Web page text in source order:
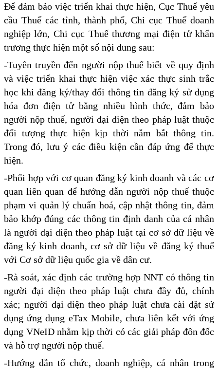
Để đảm bảo việc triển khai thực hiện, Cục Thuế yêu
cầu Thuế các tỉnh, thành phố, Chi cục Thuế doanh
nghiệp lớn, Chi cục Thuế thương mại điện tử khẩn
trương thực hiện một số nội dung sau:
-Tuyên truyền đến người nộp thuế biết về quy định
và việc triển khai thực hiện việc xác thực sinh trắc
học khi đăng ký/thay đổi thông tin đăng ký sử dụng
hóa đơn điện tử bằng nhiều hình thức, đảm bảo
người nộp thuế, người đại diện theo pháp luật thuộc
đối tượng thực hiện kịp thời nắm bắt thông tin.
Trong đó, lưu ý các điều kiện cần đáp ứng để thực
hiện.
-Phối hợp với cơ quan đăng ký kinh doanh và các cơ
quan liên quan để hướng dẫn người nộp thuế thuộc
phạm vi quản lý chuẩn hoá, cập nhật thông tin, đảm
bảo khớp đúng các thông tin định danh của cá nhân
là người đại diện theo pháp luật tại cơ sở dữ liệu về
đăng ký kinh doanh, cơ sở dữ liệu về đăng ký thuế
với Cơ sở dữ liệu quốc gia về dân cư.
-Rà soát, xác định các trường hợp NNT có thông tin
người đại diện theo pháp luật chưa đầy đủ, chính
xác; người đại diện theo pháp luật chưa cài đặt sử
dụng ứng dụng eTax Mobile, chưa liên kết với ứng
dụng VNeID nhằm kịp thời có các giải pháp đôn đốc
và hỗ trợ người nộp thuế.
-Hướng dẫn tổ chức, doanh nghiệp, cá nhân trong